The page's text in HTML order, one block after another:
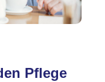
Pflege